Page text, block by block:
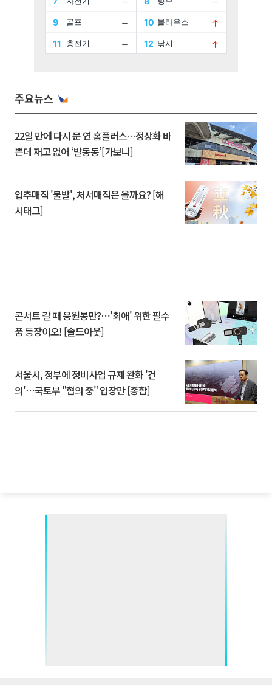
주요뉴스
22일 만에 다시 문 연 홈플러스…정상화 바
쁜데 재고 없어 ‘발동동’[가보니]
입추매직 '불발', 처서매직은 올까요? [해
시태그]
콘서트 갈 때 응원봉만?⋯'최애' 위한 필수
품 등장이오! [솔드아웃]
서울시, 정부에 정비사업 규제 완화 '건
의'⋯국토부 "협의 중" 입장만 [종합]